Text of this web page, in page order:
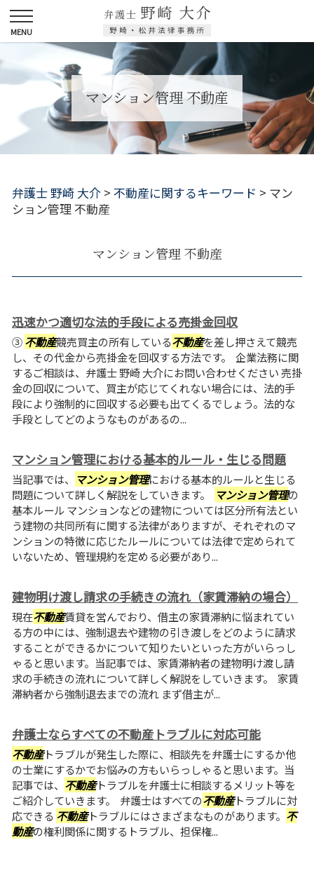
マンション管理 不動産
弁護士 野崎 大介 > 不動産に関するキーワード > マン
ション管理 不動産
マンション管理 不動産
迅速かつ適切な法的手段による売掛金回収
③不動産競売買主の所有している不動産を差し押さえて競売
し、その代金から売掛金を回収する方法です。 企業法務に関
するご相談は、弁護士 野崎 大介にお問い合わせください 売掛
金の回収について、買主が応じてくれない場合には、法的手
段により強制的に回収する必要も出てくるでしょう。法的な
手段としてどのようなものがあるの...
マンション管理における基本的ルール・生じる問題
当記事では、 マンション管理における基本的ルールと生じる
問題について詳しく解説をしていきます。
マンション管理の
基本ルール マンションなどの建物については区分所有法とい
う建物の共同所有に関する法律がありますが、それぞれのマ
ンションの特徴に応じたルールについては法律で定められて
いないため、管理規約を定める必要があり...
建物明け渡し請求の手続きの流れ（家賃滞納の場合）
現在不動産賃貸を営んでおり、借主の家賃滞納に悩まれてい
る方の中には、強制退去や建物の引き渡しをどのように請求
することができるかについて知りたいといった方がいらっし
ゃると思います。当記事では、家賃滞納者の建物明け渡し請
求の手続きの流れについて詳しく解説をしていきます。 家賃
滞納者から強制退去までの流れ まず借主が...
弁護士ならすべての不動産トラブルに対応可能
不動産トラブルが発生した際に、相談先を弁護士にするか他
の士業にするかでお悩みの方もいらっしゃると思います。当
記事では、 不動産トラブルを弁護士に相談するメリット等を
ご紹介していきます。 弁護士はすべての不動産トラブルに対
応できる 不動産トラブルにはさまざまなものがあります。 不
動産の権利関係に関するトラブル、担保権...